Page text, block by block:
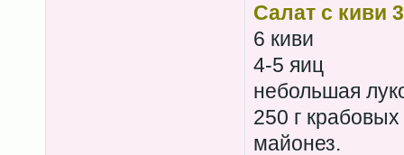
Салат с киви 3
6 киви
4-5 яиц
небольшая
250 г крабовых
майонез.